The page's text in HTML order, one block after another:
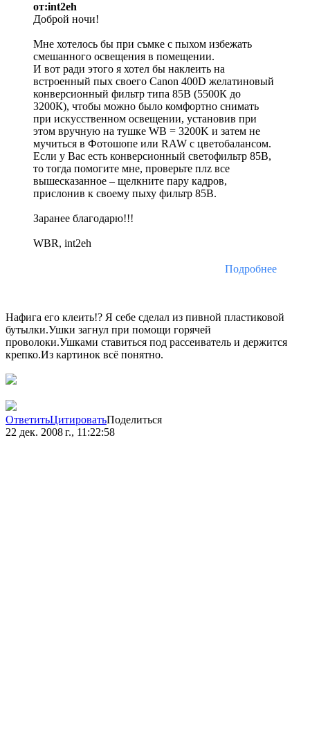
от:int2eh
Доброй ночи!
Мне хотелось бы при съмке с пыхом избежать
смешанного освещения в помещении.
И вот ради этого я хотел бы наклеить на
встроенный пых своего Canon 400D желатиновый
конверсионный фильтр типа 85B (5500К до
3200К), чтобы можно было комфортно снимать
при искусственном освещении, установив при
этом вручную на тушке WB = 3200K и затем не
мучиться в Фотошопе или RAW с цветобалансом.
Если у Вас есть конверсионный светофильтр 85B,
то тогда помогите мне, проверьте плz все
вышесказанное – щелкните пару кадров,
прислонив к своему пыху фильтр 85B.
Заранее благодарю!!!
WBR, int2eh
Подробнее
Нафига его клеить!? Я себе сделал из пивной пластиковой
бутылки.Ушки загнул при помощи горячей
проволоки.Ушками ставиться под рассеиватель и держится
крепко.Из картинок всё понятно.
ОтветитьЦитироватьПоделиться
22 дек. 2008 г., 11:22:58